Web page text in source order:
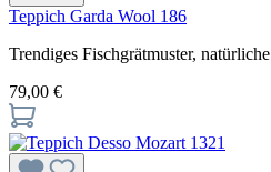
Teppich Garda Wool 186
Trendiges Fischgrätmuster,
79,00 €